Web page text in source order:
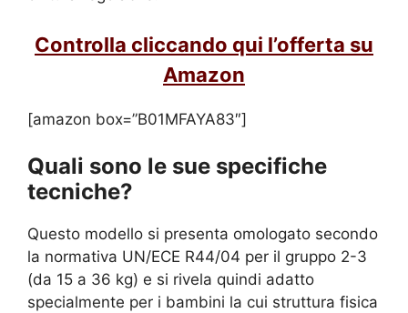
Controlla cliccando qui l’offerta su
Amazon
[amazon box=”B01MFAYA83″]
Quali sono le sue specifiche
tecniche?
Questo modello si presenta omologato secondo
la normativa UN/ECE R44/04 per il gruppo 2-3
(da 15 a 36 kg) e si rivela quindi adatto
specialmente per i bambini la cui struttura fisica